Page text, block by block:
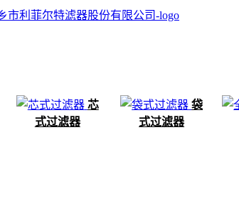
芯
式过滤器
袋
式过滤器